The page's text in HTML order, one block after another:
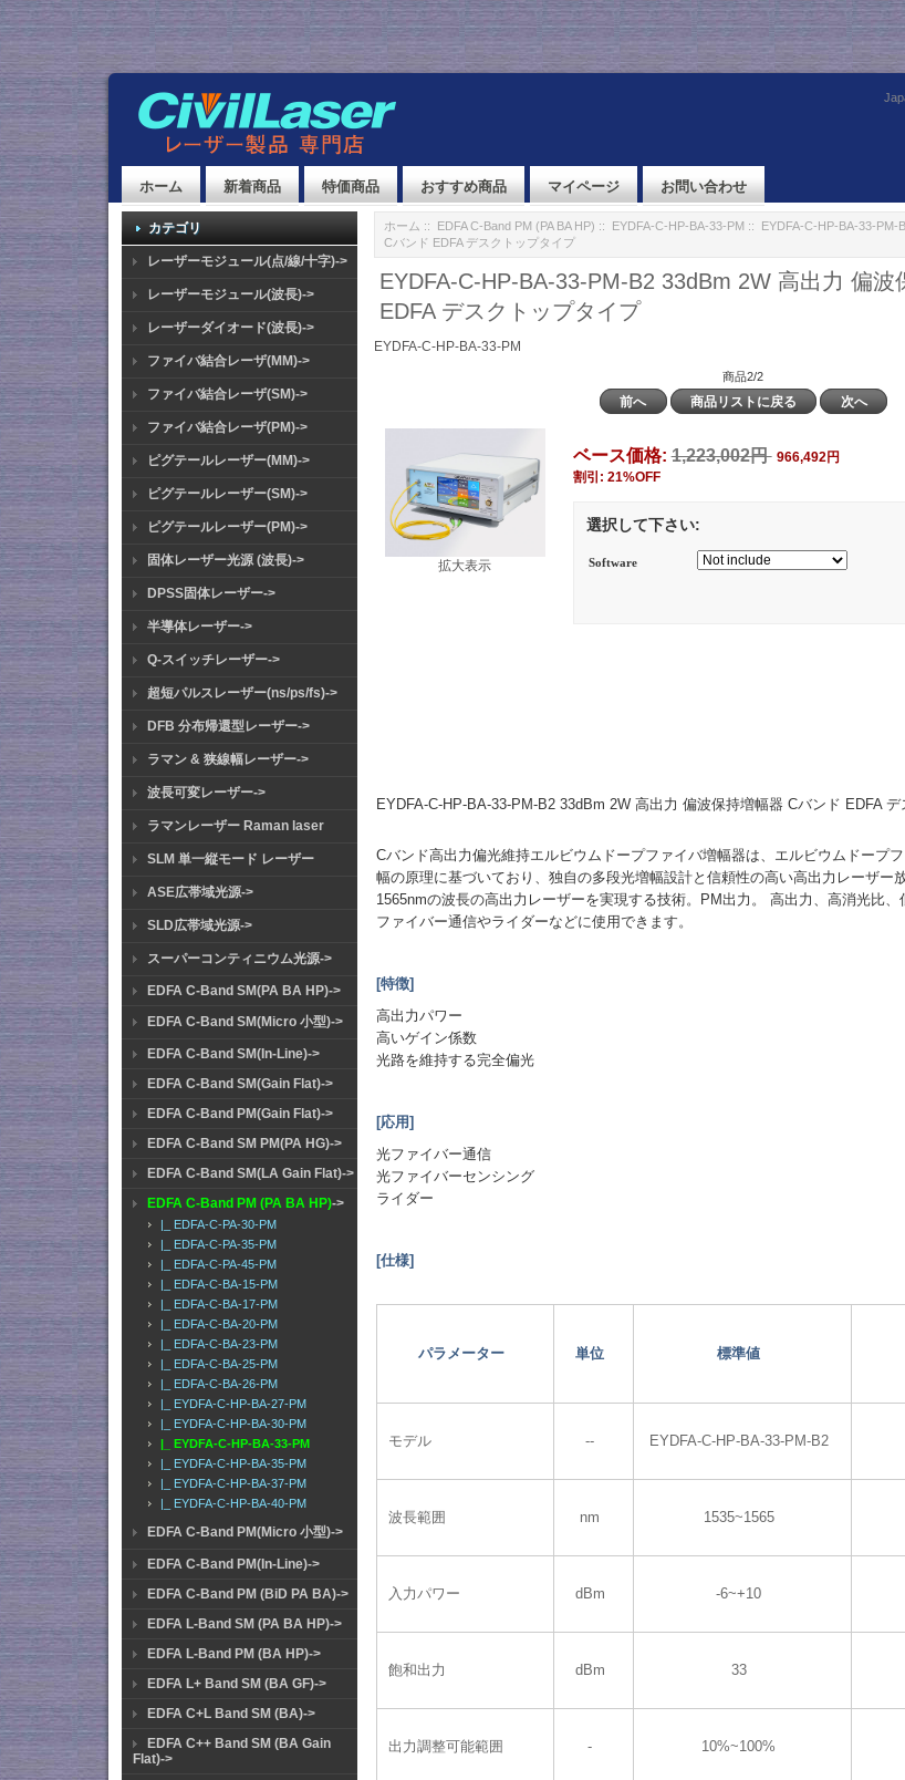
ホーム 新着商品 特価商品 おすすめ商品 マイページ お問い合わせ
カテゴリ
レーザーモジュール(点/線/十字)->
レーザーモジュール(波長)->
レーザーダイオード(波長)->
ファイバ結合レーザ(MM)->
ファイバ結合レーザ(SM)->
ファイバ結合レーザ(PM)->
ピグテールレーザー(MM)->
ピグテールレーザー(SM)->
ピグテールレーザー(PM)->
固体レーザー光源 (波長)->
DPSS固体レーザー->
半導体レーザー->
Q-スイッチレーザー->
超短パルスレーザー(ns/ps/fs)->
DFB 分布帰還型レーザー->
ラマン & 狭線幅レーザー->
波長可変レーザー->
ラマンレーザー Raman laser
SLM 単一縦モード レーザー
ASE広帯域光源->
SLD広帯域光源->
スーパーコンティニウム光源->
EDFA C-Band SM(PA BA HP)->
EDFA C-Band SM(Micro 小型)->
EDFA C-Band SM(In-Line)->
EDFA C-Band SM(Gain Flat)->
EDFA C-Band PM(Gain Flat)->
EDFA C-Band SM PM(PA HG)->
EDFA C-Band SM(LA Gain Flat)->
EDFA C-Band PM (PA BA HP)->
|_ EDFA-C-PA-30-PM
|_ EDFA-C-PA-35-PM
|_ EDFA-C-PA-45-PM
|_ EDFA-C-BA-15-PM
|_ EDFA-C-BA-17-PM
|_ EDFA-C-BA-20-PM
|_ EDFA-C-BA-23-PM
|_ EDFA-C-BA-25-PM
|_ EDFA-C-BA-26-PM
|_ EYDFA-C-HP-BA-27-PM
|_ EYDFA-C-HP-BA-30-PM
|_ EYDFA-C-HP-BA-33-PM
|_ EYDFA-C-HP-BA-35-PM
|_ EYDFA-C-HP-BA-37-PM
|_ EYDFA-C-HP-BA-40-PM
EDFA C-Band PM(Micro 小型)->
EDFA C-Band PM(In-Line)->
EDFA C-Band PM (BiD PA BA)->
EDFA L-Band SM (PA BA HP)->
EDFA L-Band PM (BA HP)->
EDFA L+ Band SM (BA GF)->
EDFA C+L Band SM (BA)->
EDFA C++ Band SM (BA Gain
Flat)->
ホーム :: EDFA C-Band PM (PA BA HP) :: EYDFA-C-HP-BA-33-PM :: EYDFA-C-HP-BA-33-PM-
Cバンド EDFA デスクトップタイプ
EYDFA-C-HP-BA-33-PM-B2 33dBm 2W 高出力 偏波
EDFA デスクトップタイプ
EYDFA-C-HP-BA-33-PM
商品2/2
前へ 商品リストに戻る 次へ
拡大表示
ベース価格:1,223,002円 966,492円
割引: 21%OFF
選択して下さい:
Software
EYDFA-C-HP-BA-33-PM-B2 33dBm 2W 高出力 偏波保持増幅器 Cバンド EDFA
Cバンド高出力偏光維持エルビウムドープファイバ増幅器は、エルビウムドープ
幅の原理に基づいており、独自の多段光増幅設計と信頼性の高い高出力レーザー
1565nmの波長の高出力レーザーを実現する技術。PM出力。 高出力、高消光比
ファイバー通信やライダーなどに使用できます。
[特徴]
高出力パワー
高いゲイン係数
光路を維持する完全偏光
[応用]
光ファイバー通信
光ファイバーセンシング
ライダー
[仕様]
パラメーター 単位 標準値
モデル -- EYDFA-C-HP-BA-33-PM-B2
波長範囲 nm 1535~1565
入力パワー dBm -6~+10
飽和出力 dBm 33
出力調整可能範囲 - 10%~100%